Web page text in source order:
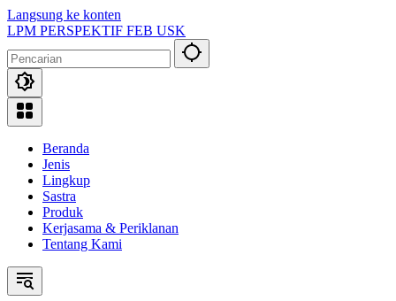
Langsung ke konten
LPM PERSPEKTIF FEB USK
Beranda
Jenis
Lingkup
Sastra
Produk
Kerjasama & Periklanan
Tentang Kami